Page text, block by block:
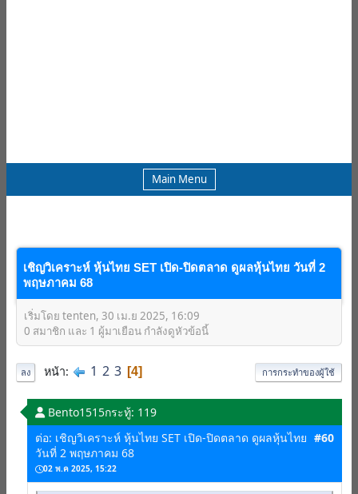
Main Menu
เชิญวิเคราะห์ หุ้นไทย SET เปิด-ปิดตลาด ดูผลหุ้นไทย วันที่ 2
พฤษภาคม 68
เริ่มโดย tenten, 30 เม.ย 2025, 16:09
0 สมาชิก และ 1 ผู้มาเยือน กำลังดูหัวข้อนี้
ลง หน้า 1 2 3 4 การกระทำของผู้ใช้
Bento1515กระทู้: 119
ต่อ: เชิญวิเคราะห์ หุ้นไทย SET เปิด-ปิดตลาด ดูผลหุ้นไทย
วันที่ 2 พฤษภาคม 68
02 พ.ค 2025, 15:22
#60